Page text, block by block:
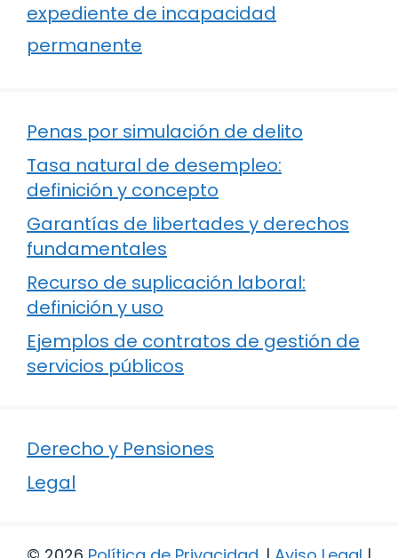
expediente de incapacidad
permanente
Penas por simulación de delito
Tasa natural de desempleo:
definición y concepto
Garantías de libertades y derechos
fundamentales
Recurso de suplicación laboral:
definición y uso
Ejemplos de contratos de gestión de
servicios públicos
Derecho y Pensiones
Legal